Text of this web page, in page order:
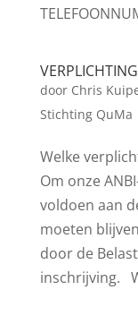
door Chris
Stichting QuMa
Welke
Om onze
voldoen aan
moeten
door de
inschrijving.